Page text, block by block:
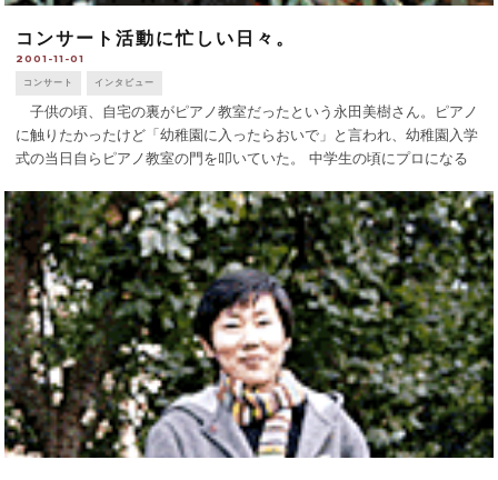
コンサート活動に忙しい日々。
2001-11-01
コンサート インタビュー
子供の頃、自宅の裏がピアノ教室だったという永田美樹さん。ピアノ
に触りたかったけど「幼稚園に入ったらおいで」と言われ、幼稚園入学
式の当日自らピアノ教室の門を叩いていた。 中学生の頃にプロになる
サバンド活動、テレビ局の [...]